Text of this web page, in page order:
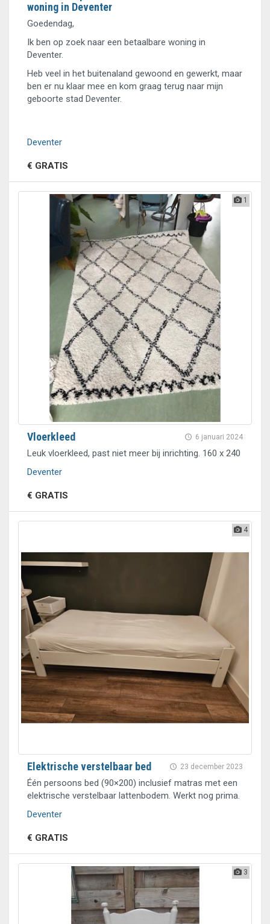
woning in Deventer
Goedendag,
Ik ben op zoek naar een betaalbare woning in
Deventer.
Heb veel in het buitenaland gewoond en gewerkt, maar
ben er nu klaar mee en kom graag terug naar mijn
geboorte stad Deventer.
Deventer
€ GRATIS
1
6 januari 2024
Vloerkleed
Leuk vloerkleed, past niet meer bij inrichting. 160 x 240
Deventer
€ GRATIS
4
23 december 2023
Elektrische verstelbaar bed
Één persoons bed (90×200) inclusief matras met een
elektrische verstelbaar lattenbodem. Werkt nog prima.
Deventer
€ GRATIS
3